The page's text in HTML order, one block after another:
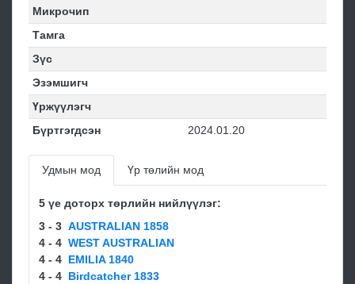
Микрочип
Тамга
Зүс
Эзэмшигч
Үржүүлэгч
Бүртгэгдсэн
2024.01.20
Удмын мод Үр төлийн мод
5 үе доторх төрлийн нийлүүлэг:
3 - 3 AUSTRALIAN 1858
4 - 4 WEST AUSTRALIAN
4 - 4 EMILIA 1840
4 - 4 Birdcatcher 1833